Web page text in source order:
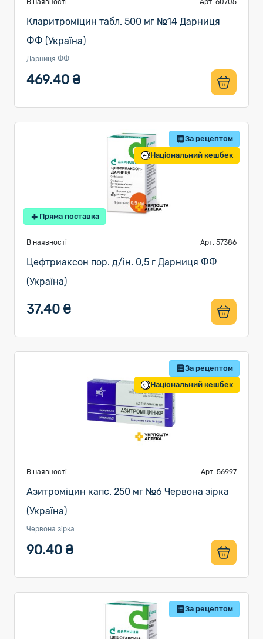
В наявності Арт. 60705
Кларитроміцин табл. 500 мг №14 Дарниця
ФФ (Україна)
Дарниця ФФ
469.40 ₴
За рецептом
Національний кешбек
Пряма поставка
В наявності Арт. 57386
Цефтриаксон пор. д/ін. 0,5 г Дарниця ФФ
(Україна)
37.40 ₴
За рецептом
Національний кешбек
В наявності Арт. 56997
Азитроміцин капс. 250 мг №6 Червона зірка
(Україна)
Червона зірка
90.40 ₴
За рецептом